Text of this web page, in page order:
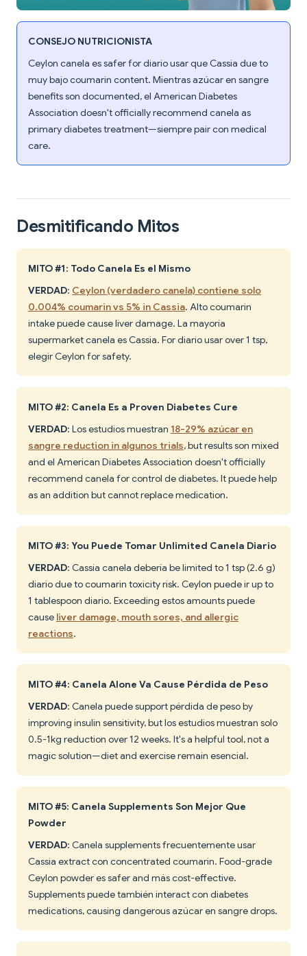
CONSEJO NUTRICIONISTA
Ceylon canela es safer for diario usar que Cassia due to
muy bajo coumarin content. Mientras azúcar en sangre
benefits son documented, el American Diabetes
Association doesn't officially recommend canela as
primary diabetes treatment—siempre pair con medical
care.
Desmitificando Mitos
MITO #1: Todo Canela Es el Mismo
VERDAD: Ceylon (verdadero canela) contiene solo
0.004% coumarin vs 5% in Cassia. Alto coumarin
intake puede cause liver damage. La mayoría
supermarket canela es Cassia. For diario usar over 1 tsp,
elegir Ceylon for safety.
MITO #2: Canela Es a Proven Diabetes Cure
VERDAD: Los estudios muestran 18-29% azúcar en
sangre reduction in algunos trials, but results son mixed
and el American Diabetes Association doesn't officially
recommend canela for control de diabetes. It puede help
as an addition but cannot replace medication.
MITO #3: You Puede Tomar Unlimited Canela Diario
VERDAD: Cassia canela debería be limited to 1 tsp (2.6 g)
diario due to coumarin toxicity risk. Ceylon puede ir up to
1 tablespoon diario. Exceeding estos amounts puede
cause liver damage, mouth sores, and allergic
reactions.
MITO #4: Canela Alone Va Cause Pérdida de Peso
VERDAD: Canela puede support pérdida de peso by
improving insulin sensitivity, but los estudios muestran solo
0.5-1kg reduction over 12 weeks. It's a helpful tool, not a
magic solution—diet and exercise remain esencial.
MITO #5: Canela Supplements Son Mejor Que
Powder
VERDAD: Canela supplements frecuentemente usar
Cassia extract con concentrated coumarin. Food-grade
Ceylon powder es safer and más cost-effective.
Supplements puede también interact con diabetes
medications, causing dangerous azúcar en sangre drops.